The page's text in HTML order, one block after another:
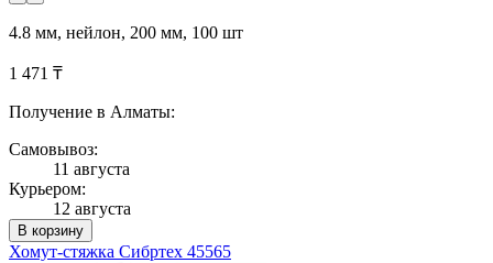
4.8 мм, нейлон, 200 мм, 100 шт
1 471 ₸
Получение в Алматы:
Самовывоз:
11 августа
Курьером:
12 августа
В корзину
Хомут-стяжка Сибртех 45565